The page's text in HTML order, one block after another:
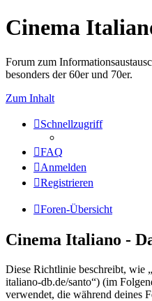
Cinema
Forum zum
besonders der 60er und 70er.
Zum Inhalt
Schnellzugriff
FAQ
Anmelden
Registrieren
Foren-Übersicht
Cinema Italiano -
Diese Richtlinie beschreibt, wie
italiano-db.de/santo“) (im
verwendet, die während deines